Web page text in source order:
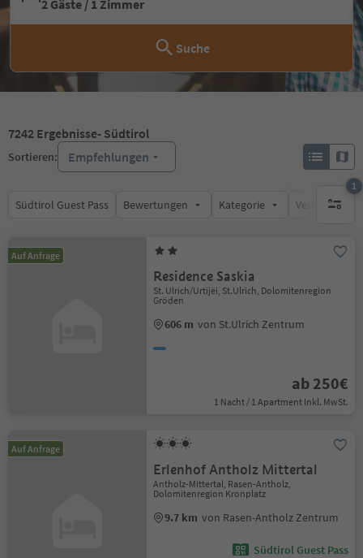
2 Gäste / 1 Zimmer
Suche
7242 Ergebnisse- Südtirol
Sortieren: Empfehlungen
Südtirol Guest Pass Bewertungen Kategorie
1
1
Auf Anfrage
Residence Saskia
St. Ulrich/Urtijëi, St.Ulrich, Dolomitenregion
Gröden
606 m von St.Ulrich Zentrum
ab 250€
1 Nacht / 1 Apartment Inkl. MwSt.
Auf Anfrage
Erlenhof Antholz Mittertal
Antholz-Mittertal, Rasen-Antholz,
Dolomitenregion Kronplatz
9.7 km von Rasen-Antholz Zentrum
Südtirol Guest Pass